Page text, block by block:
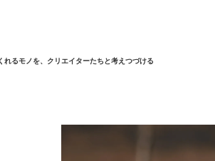
るモノを、クリエイターたちと考えつづける